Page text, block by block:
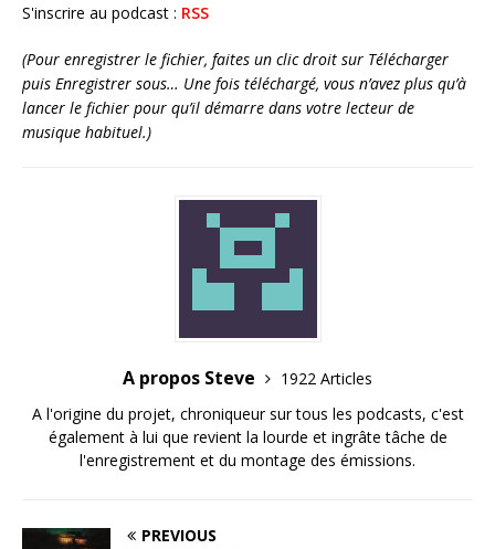
S'inscrire au podcast : RSS
(Pour enregistrer le fichier, faites un clic droit sur Télécharger
puis Enregistrer sous… Une fois téléchargé, vous n’avez plus qu’à
lancer le fichier pour qu’il démarre dans votre lecteur de
musique habituel.)
A propos Steve
1922 Articles
A l'origine du projet, chroniqueur sur tous les podcasts, c'est
également à lui que revient la lourde et ingrâte tâche de
l'enregistrement et du montage des émissions.
PREVIOUS